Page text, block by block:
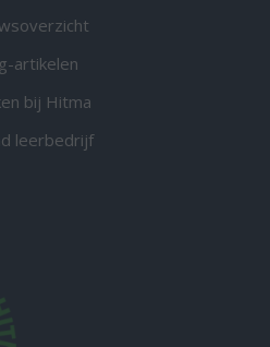
artikelen
bij Hitma
leerbedrijf